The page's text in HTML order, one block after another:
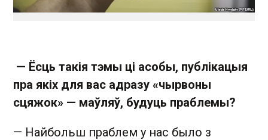
— Ёсць такія тэмы ці асобы, публікацыя
пра якіх для вас адразу «чырвоны
сцяжок» — маўляў, будуць праблемы?
— Найбольш праблем у нас было з